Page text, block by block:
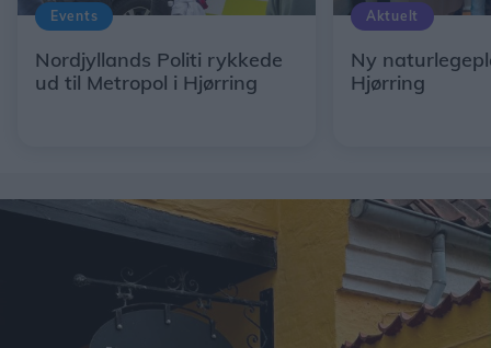
Events
Nordjyllands Politi rykkede
ud til Metropol i Hjørring
Aktuelt
Ny
Hjørring